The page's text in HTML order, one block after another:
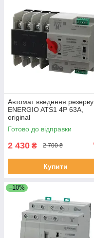
Автомат введення резерву
ENERGIO ATS1 4P 63A,
original
Готово до відправки
2 430 ₴ 2 700 ₴
Купити
–10%